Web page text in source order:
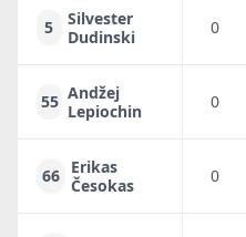
5
Silvester
Dudinski
0
55 Andžej
Lepiochin
0
66 Erikas
Česokas
0